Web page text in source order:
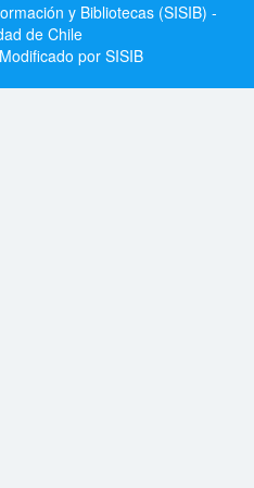
y Bibliotecas (SISIB) -
de Chile
por SISIB